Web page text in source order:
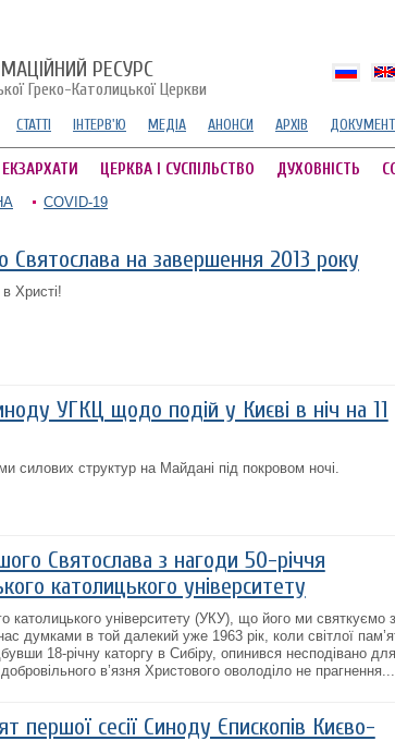
РЕСУРС
Греко-Католицької Церкви
СТАТТІ ІНТЕРВ'Ю МЕДІА АНОНСИ АРХІВ
ЕКЗАРХАТИ ЦЕРКВА І СУСПІЛЬСТВО ДУХОВНІСТЬ
COVID-19
Святослава на завершення 2013 року
Христі!
УГКЦ щодо подій у Києві в ніч на 11
силових структур на Майдані під покровом ночі.
Святослава з нагоди 50-річчя
католицького університету
католицького університету (УКУ), що його ми святкуємо з
думками в той далекий уже 1963 рік, коли світлої
18-річну каторгу в Сибіру, опинився несподівано
в’язня Христового оволоділо не прагнення...
першої сесії Синоду Єпископів Києво-